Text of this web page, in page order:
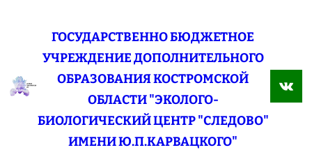
содержимому
ГОСУДАРСТВЕННО БЮДЖЕТНОЕ
УЧРЕЖДЕНИЕ ДОПОЛНИТЕЛЬНОГО
ОБРАЗОВАНИЯ КОСТРОМСКОЙ
ОБЛАСТИ "ЭКОЛОГО-
БИОЛОГИЧЕСКИЙ ЦЕНТР "СЛЕДОВО"
ИМЕНИ Ю.П.КАРВАЦКОГО"